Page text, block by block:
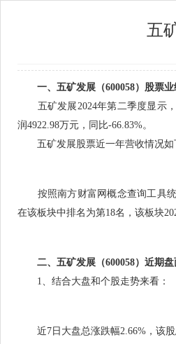
五
一、五矿发展（600058）股票
五矿发展2024年第二季度显示，
润4922.98万元，同比-66.83%。
五矿发展股票近一年营收情况如
按照南方财富网概念查询工具统
在该板块中排名为第18名，该板块
二、五矿发展（600058）近期
1、结合大盘和个股走势来看：
近7日大盘总涨跌幅2.66%，该股